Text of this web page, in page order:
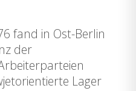
fand in Ost-Berlin
der
Lager